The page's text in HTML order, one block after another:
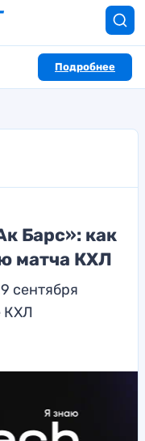
Подробнее
Барс»: как
матча КХЛ
сентября
КХЛ